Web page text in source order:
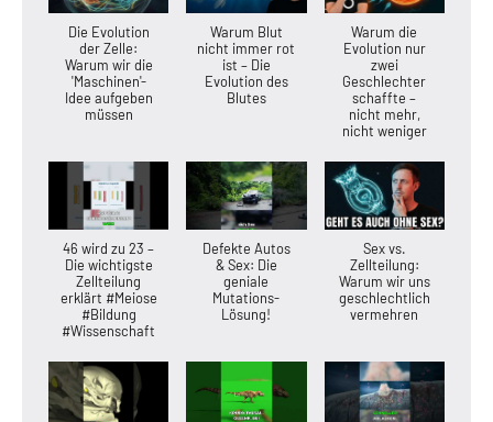
Die Evolution
der Zelle:
Warum wir die
'Maschinen'-
Idee aufgeben
müssen
Warum Blut
nicht immer rot
ist – Die
Evolution des
Blutes
Warum die
Evolution nur
zwei
Geschlechter
schaffte –
nicht mehr,
nicht weniger
46 wird zu 23 –
Die wichtigste
Zellteilung
erklärt #Meiose
#Bildung
#Wissenschaft
Defekte Autos
& Sex: Die
geniale
Mutations-
Lösung!
Sex vs.
Zellteilung:
Warum wir uns
geschlechtlich
vermehren